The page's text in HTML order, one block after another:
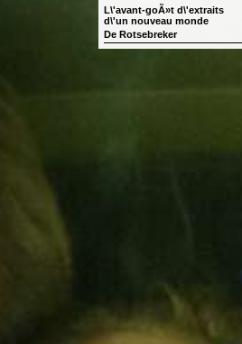
L\'avant-goÃ»t d\'extraits
d\'un nouveau monde
De Rotsebreker